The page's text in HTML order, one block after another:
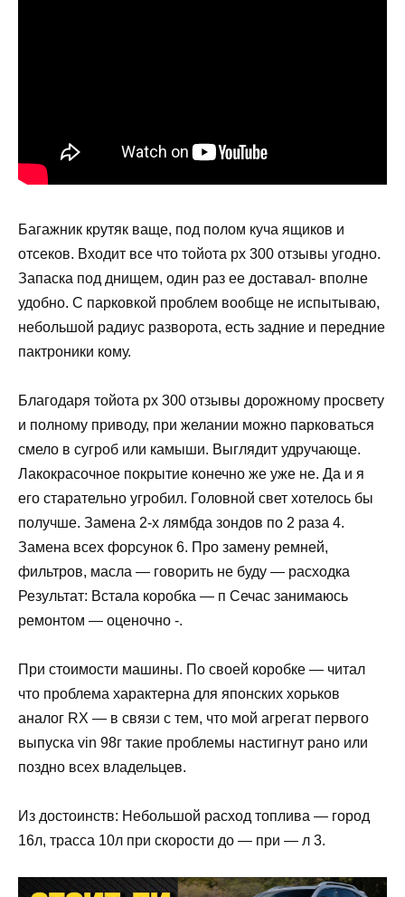
Багажник крутяк ваще, под полом куча ящиков и
отсеков. Входит все что тойота рх 300 отзывы угодно.
Запаска под днищем, один раз ее доставал- вполне
удобно. С парковкой проблем вообще не испытываю,
небольшой радиус разворота, есть задние и передние
пактроники кому.
Благодаря тойота рх 300 отзывы дорожному просвету
и полному приводу, при желании можно парковаться
смело в сугроб или камыши. Выглядит удручающе.
Лакокрасочное покрытие конечно же уже не. Да и я
его старательно угробил. Головной свет хотелось бы
получше. Замена 2-х лямбда зондов по 2 раза 4.
Замена всех форсунок 6. Про замену ремней,
фильтров, масла — говорить не буду — расходка
Результат: Встала коробка — п Сечас занимаюсь
ремонтом — оценочно -.
При стоимости машины. По своей коробке — читал
что проблема характерна для японских хорьков
аналог RX — в связи с тем, что мой агрегат первого
выпуска vin 98г такие проблемы настигнут рано или
поздно всех владельцев.
Из достоинств: Небольшой расход топлива — город
16л, трасса 10л при скорости до — при — л 3.